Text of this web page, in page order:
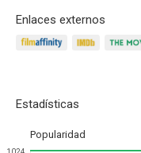
Enlaces externos
Estadísticas
Popularidad